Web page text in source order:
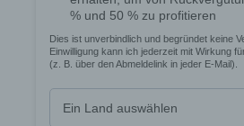
zu erhöhen, um letztlich ein
Schutzniveau für die von uns
personenbezogenen Daten
anonymen Daten der Server-
getrennt von allen durch eine
angegebenen